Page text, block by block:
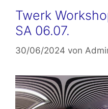
Twerk
SA 06.07.
30/06/2024 von